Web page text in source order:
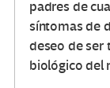
padres de
síntomas de
deseo de ser
biológico del